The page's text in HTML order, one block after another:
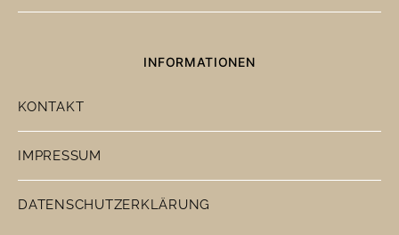
INFORMATIONEN
KONTAKT
IMPRESSUM
DATENSCHUTZERKLÄRUNG